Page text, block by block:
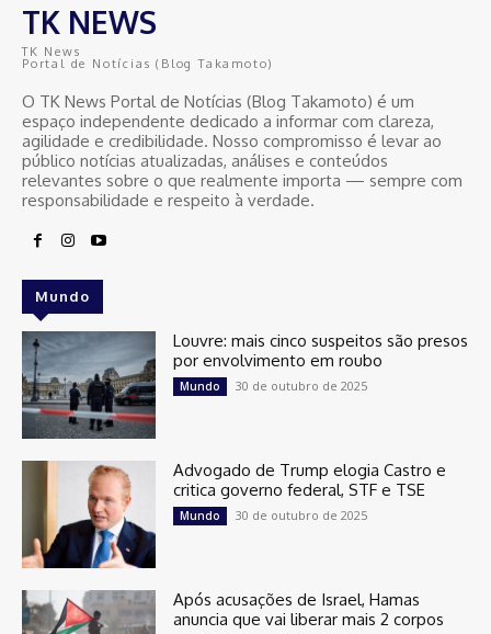
TK NEWS
TK News
Portal de Notícias (Blog Takamoto)
O TK News Portal de Notícias (Blog Takamoto) é um
espaço independente dedicado a informar com clareza,
agilidade e credibilidade. Nosso compromisso é levar ao
público notícias atualizadas, análises e conteúdos
relevantes sobre o que realmente importa — sempre com
responsabilidade e respeito à verdade.
Mundo
Louvre: mais cinco suspeitos são presos
por envolvimento em roubo
Mundo 30 de outubro de 2025
Advogado de Trump elogia Castro e
critica governo federal, STF e TSE
Mundo 30 de outubro de 2025
Após acusações de Israel, Hamas
anuncia que vai liberar mais 2 corpos